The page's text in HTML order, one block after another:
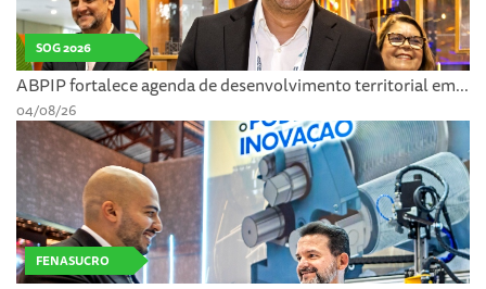
SOG 2026
ABPIP fortalece agenda de desenvolvimento territorial em...
04/08/26
FENASUCRO